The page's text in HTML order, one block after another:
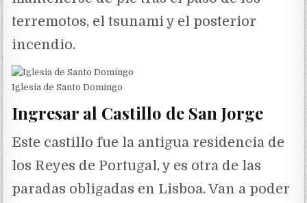
terremotos, el tsunami y el posterior
incendio.
Iglesia de Santo Domingo
Ingresar al Castillo de San Jorge
Este castillo fue la antigua residencia de
los Reyes de Portugal, y es otra de las
paradas obligadas en Lisboa. Van a poder